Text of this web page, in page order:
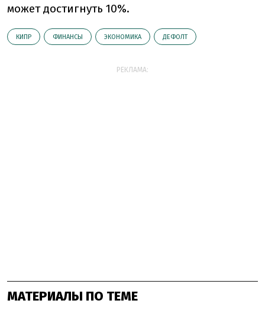
может достигнуть 10%.
КИПР ФИНАНСЫ ЭКОНОМИКА ДЕФОЛТ
РЕКЛАМА:
МАТЕРИАЛЫ ПО ТЕМЕ